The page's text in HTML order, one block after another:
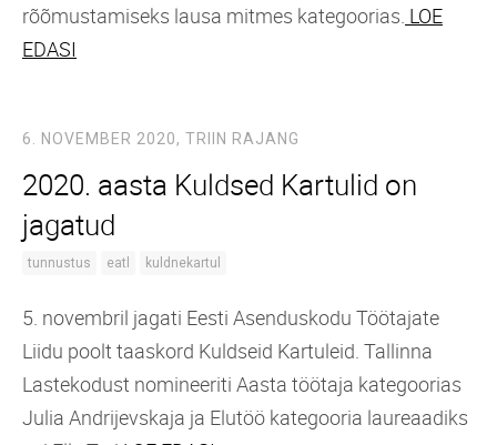
rõõmustamiseks lausa mitmes kategoorias. LOE
EDASI
6. NOVEMBER 2020, TRIIN RAJANG
2020. aasta Kuldsed Kartulid on
jagatud
tunnustus eatl kuldnekartul
5. novembril jagati Eesti Asenduskodu Töötajate
Liidu poolt taaskord Kuldseid Kartuleid. Tallinna
Lastekodust nomineeriti Aasta töötaja kategoorias
Julia Andrijevskaja ja Elutöö kategooria laureaadiks